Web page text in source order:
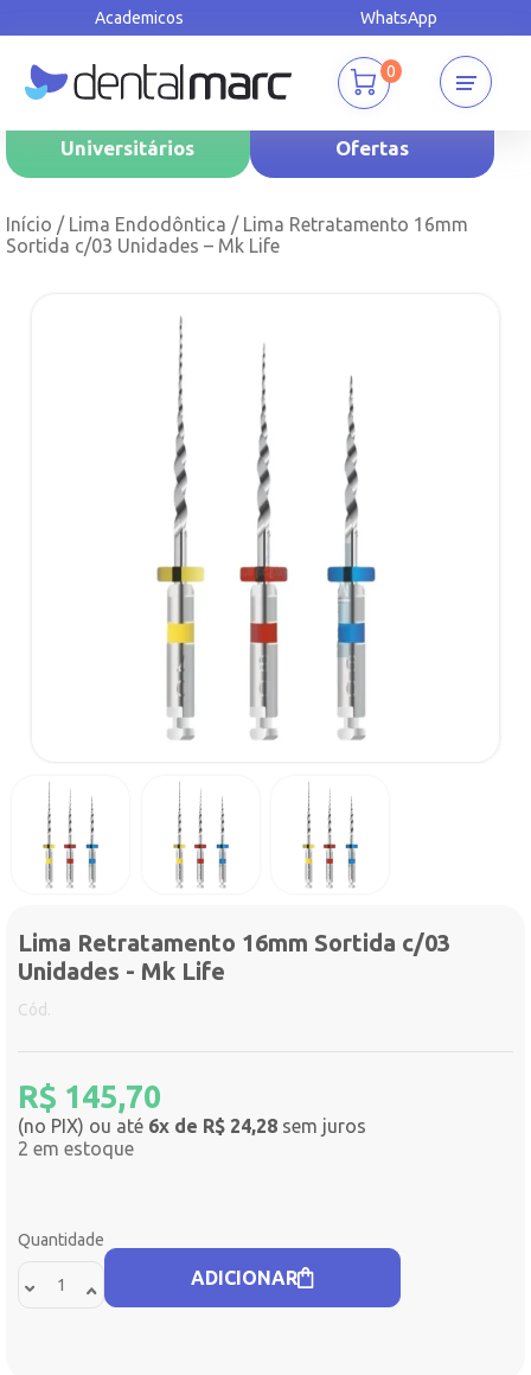
Academicos WhatsApp
0
Universitários Ofertas
Início / Lima Endodôntica / Lima Retratamento 16mm
Sortida c/03 Unidades – Mk Life
Lima Retratamento 16mm Sortida c/03
Unidades - Mk Life
Cód.
R$ 145,70
(no PIX) ou até 6x de R$ 24,28 sem juros
2 em estoque
Quantidade
ADICIONAR